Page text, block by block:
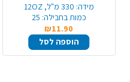
מידה: 330 מ"ל, 12OZ
כמות בחבילה: 25
₪11.90
הוספה לסל